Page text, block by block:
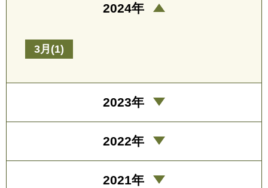
2024年
3月(1)
2023年
2022年
2021年